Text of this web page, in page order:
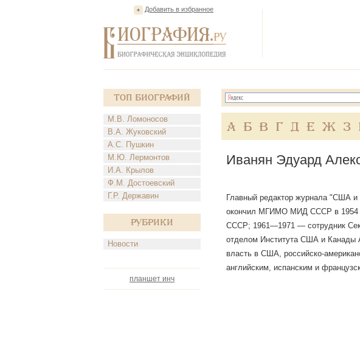
Добавить в избранное
Топ Биографий
М.В. Ломоносов
В.А. Жуковский
А.С. Пушкин
М.Ю. Лермонтов
И.А. Крылов
Ф.М. Достоевский
Г.Р. Державин
Рубрики
Новости
планшет инч
А Б В Г Д Е Ж З
Иванян Эдуард
Главный редактор журнала "США и
окончил МГИМО МИД СССР в 1954
СССР; 1961—1971 — сотрудник
отделом Института США и Канады
власть в США, российско-
английским, испанским и